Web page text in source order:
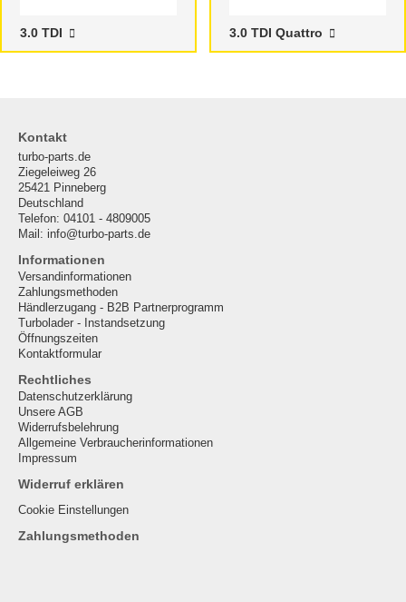
3.0 TDI 3.0 TDI Quattro
Kontakt
turbo-parts.de
Ziegeleiweg 26
25421 Pinneberg
Deutschland
Telefon: 04101 - 4809005
Mail: info@turbo-parts.de
Informationen
Versandinformationen
Zahlungsmethoden
Händlerzugang - B2B Partnerprogramm
Turbolader - Instandsetzung
Öffnungszeiten
Kontaktformular
Rechtliches
Datenschutzerklärung
Unsere AGB
Widerrufsbelehrung
Allgemeine Verbraucherinformationen
Impressum
Widerruf erklären
Cookie Einstellungen
Zahlungsmethoden